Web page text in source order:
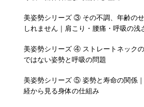
美姿勢シリーズ ③ その不調、年齢の
しれません｜肩こり・腰痛・呼吸の浅
美姿勢シリーズ ④ ストレートネック
ではない姿勢と呼吸の問題
美姿勢シリーズ ⑤ 姿勢と寿命の関係
経から見る身体の仕組み